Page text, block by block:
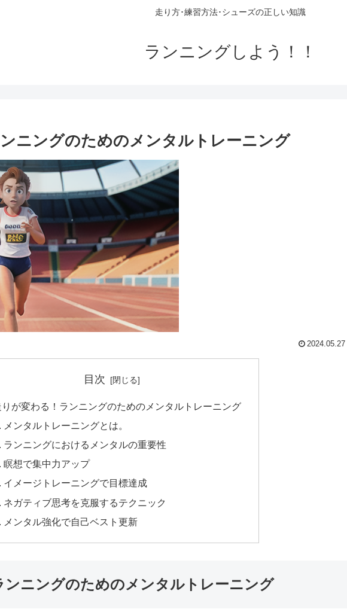
走り方･練習方法･シューズの正しい知識
ランニングしよう！！
ニングのためのメンタルトレーニング
2024.05.27
目次
りが変わる！ランニングのためのメンタルトレーニング
メンタルトレーニングとは。
ランニングにおけるメンタルの重要性
瞑想で集中力アップ
イメージトレーニングで目標達成
ネガティブ思考を克服するテクニック
メンタル強化で自己ベスト更新
ンニングのためのメンタルトレーニング